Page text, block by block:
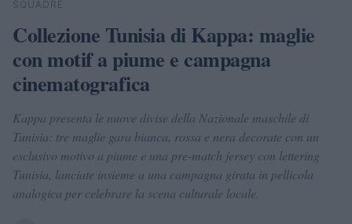
Cerca
SQUADRE
Collezione Tunisia di Kappa: maglie
con motif a piume e campagna
cinematografica
Kappa presenta le nuove divise della Nazionale maschile di
Tunisia: tre maglie gara bianca, rossa e nera decorate con un
esclusivo motivo a piume e una pre-match jersey con lettering
Tunisia, lanciate insieme a una campagna girata in pellicola
analogica per celebrare la scena culturale locale.